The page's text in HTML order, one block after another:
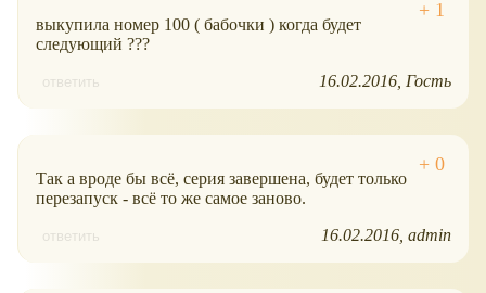
выкупила номер 100 ( бабочки ) когда будет
следующий ???
ответить 16.02.2016 Гость
Так а вроде бы всё, серия завершена, будет только
перезапуск - всё то же самое заново.
ответить 16.02.2016 admin